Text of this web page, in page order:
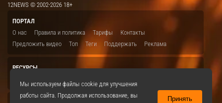
12NEWS © 2002-2026 18+
ПОРТАЛ
О нас
Правила и политика Тарифы
Контакты
Предложить видео
Топ Теги Поддержать Реклама
РЕСУРСЫ
Мы используем файлы cookie для улучшения
работы сайта. Продолжая использование, вы
Принять